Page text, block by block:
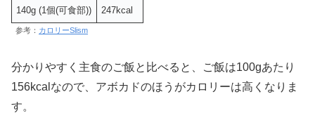
140g (1個(可食部)) 247kcal
参考： カロリーSlism
分かりやすく主食のご飯と比べると、ご飯は100gあたり
156kcalなので、アボカドのほうがカロリーは高くなりま
す。